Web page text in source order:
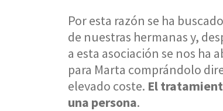
Por esta razón se ha
de nuestras hermanas y,
a esta asociación se nos
para Marta comprándolo
elevado coste. El
una persona.